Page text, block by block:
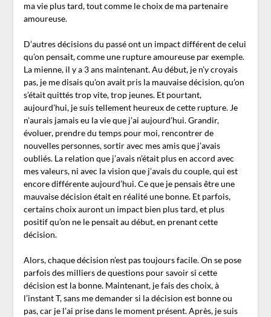
ma vie plus tard, tout comme le choix de ma partenaire
amoureuse.
D’autres décisions du passé ont un impact différent de celui
qu’on pensait, comme une rupture amoureuse par exemple.
La mienne, il y a 3 ans maintenant. Au début, je n’y croyais
pas, je me disais qu’on avait pris la mauvaise décision, qu’on
s’était quittés trop vite, trop jeunes. Et pourtant,
aujourd’hui, je suis tellement heureux de cette rupture. Je
n’aurais jamais eu la vie que j’ai aujourd’hui. Grandir,
évoluer, prendre du temps pour moi, rencontrer de
nouvelles personnes, sortir avec mes amis que j’avais
oubliés. La relation que j’avais n’était plus en accord avec
mes valeurs, ni avec la vision que j’avais du couple, qui est
encore différente aujourd’hui. Ce que je pensais être une
mauvaise décision était en réalité une bonne. Et parfois,
certains choix auront un impact bien plus tard, et plus
positif qu’on ne le pensait au début, en prenant cette
décision.
Alors, chaque décision n’est pas toujours facile. On se pose
parfois des milliers de questions pour savoir si cette
décision est la bonne. Maintenant, je fais des choix, à
l’instant T, sans me demander si la décision est bonne ou
pas, car je l’ai prise dans le moment présent. Après, je suis